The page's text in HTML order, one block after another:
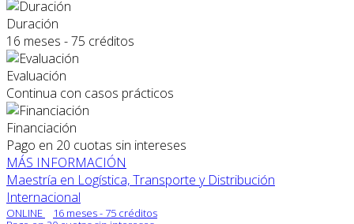
Duración
16 meses - 75 créditos
Evaluación
Continua con casos prácticos
Financiación
Pago en 20 cuotas sin intereses
MÁS INFORMACIÓN
Maestría en Logística, Transporte y Distribución
Internacional
ONLINE
16 meses - 75 créditos